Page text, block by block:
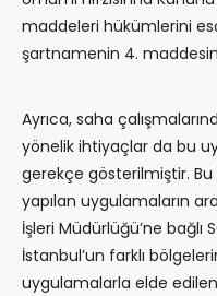
maddeleri hükümlerini
şartnamenin 4.
Ayrıca, saha
yönelik ihtiyaçlar da bu
gerekçe gösterilmiştir.
yapılan uygulamaların
İşleri Müdürlüğü’ne bağlı
İstanbul’un farklı
uygulamalarla elde